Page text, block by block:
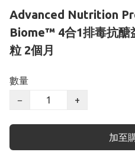
Advanced Nutrition
Biome™ 4合1排毒抗醣
粒 2個月
數量
−
+
加至